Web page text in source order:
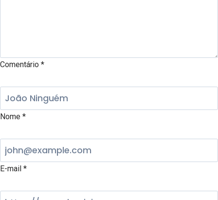
Comentário *
Nome *
E-mail *